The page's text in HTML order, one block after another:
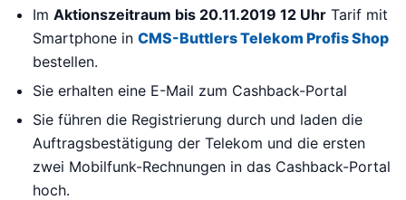
Im Aktionszeitraum bis 20.11.2019 12 Uhr Tarif mit
Smartphone in CMS-Buttlers Telekom Profis Shop
bestellen.
Sie erhalten eine E-Mail zum Cashback-Portal
Sie führen die Registrierung durch und laden die
Auftragsbestätigung der Telekom und die ersten
zwei Mobilfunk-Rechnungen in das Cashback-Portal
hoch.